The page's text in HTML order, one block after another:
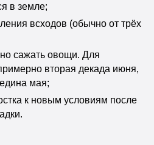
в земле;
всходов (обычно от трёх
сажать овощи. Для
вторая декада июня,
мая;
к новым условиям после